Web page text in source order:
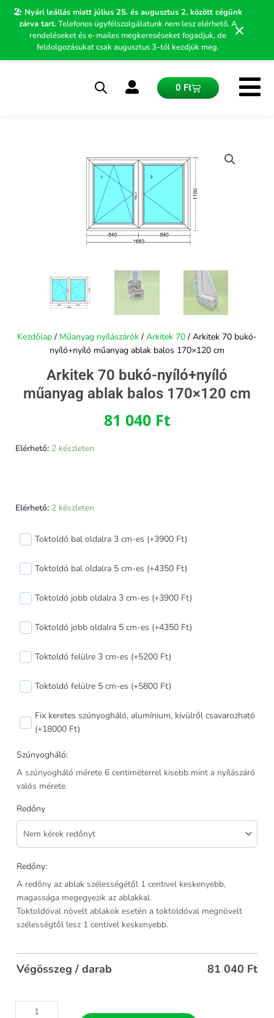
🏖️ Nyári leállás miatt július 25. és augusztus 2. között cégünk
zárva tart.Telefonos ügyfélszolgálatunk nem lesz elérhető. A
rendeléseket és e-mailes megkereséseket fogadjuk, de
feldolgozásukat csak augusztus 3-tól kezdjük meg.
×
Skip
0 FtKosár
Kezdőlap / Műanyag nyílászárók / Arkitek 70 / Arkitek 70 bukó-
nyíló+nyíló műanyag ablak balos 170×120 cm
Arkitek 70 bukó-nyíló+nyíló
műanyag ablak balos 170×120 cm
81 040 Ft
Elérhető: 2 készleten
Elérhető: 2 készleten
Toktoldó bal oldalra 3 cm-es (+3900 Ft)
Toktoldó bal oldalra 5 cm-es (+4350 Ft)
Toktoldó jobb oldalra 3 cm-es (+3900 Ft)
Toktoldó jobb oldalra 5 cm-es (+4350 Ft)
Toktoldó felülre 3 cm-es (+5200 Ft)
Toktoldó felülre 5 cm-es (+5800 Ft)
Fix keretes szúnyogháló, alumínium, kívülről csavarozható
(+18000 Ft)
Szúnyogháló:
A szúnyogháló mérete 6 centiméterrel kisebb mint a nyílászáró
valós mérete.
Redőny
Redőny:
A redőny az ablak szélességétől 1 centivel keskenyebb,
magassága megegyezik az ablakkal.
Toktoldóval növelt ablakok esetén a toktoldóval megnövelt
szélességtől lesz 1 centivel keskenyebb.
Végösszeg / darab 81 040 Ft
Arkitek
bukó-
nyíló+nyíló
műanyag
ablak
170x120
mennyiség